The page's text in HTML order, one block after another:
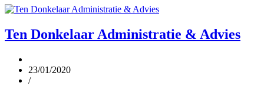
Ten Donkelaar Administratie & Advies
23/01/2020
/